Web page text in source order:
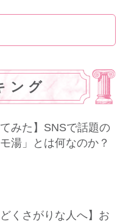
ング
てみた】SNSで話題の
モ湯」とは何なのか？
どくさがりな人へ】お